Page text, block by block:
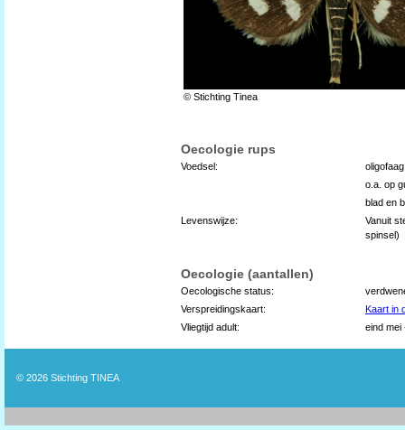
© Stichting Tinea
Oecologie rups
Voedsel:
o.a. op
blad en
Levenswijze:
Vanuit
spinsel)
Oecologie (aantallen)
Oecologische status:
Verspreidingskaart:
Kaart in
Vliegtijd adult:
eind mei
© 2026 Stichting TINEA